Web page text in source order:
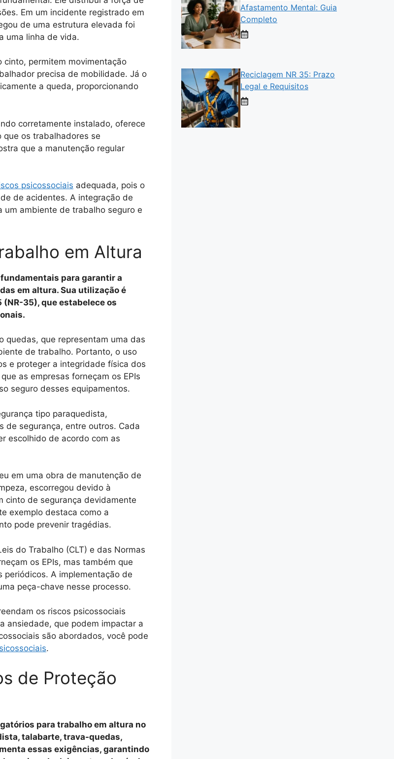
Em um incidente registrado em
de uma estrutura elevada foi
uma linha de vida.
cinto, permitem movimentação
precisa de mobilidade. Já o
a queda, proporcionando
corretamente instalado, oferece
que os trabalhadores se
que a manutenção regular
psicossociais adequada, pois o
de acidentes. A integração de
um ambiente de trabalho seguro e
em Altura
para garantir a
em altura. Sua utilização é
35), que estabelece os
quedas, que representam uma das
de trabalho. Portanto, o uso
e proteger a integridade física dos
as empresas forneçam os EPIs
seguro desses equipamentos.
tipo paraquedista,
de segurança, entre outros. Cada
escolhido de acordo com as
em uma obra de manutenção de
escorregou devido à
cinto de segurança devidamente
exemplo destaca como a
pode prevenir tragédias.
do Trabalho (CLT) e das Normas
os EPIs, mas também que
periódicos. A implementação de
peça-chave nesse processo.
os riscos psicossociais
ansiedade, que podem impactar a
são abordados, você pode
.
de Proteção
para trabalho em altura no
talabarte, trava-quedas,
essas exigências, garantindo
Afastamento Mental: Guia
Completo
Reciclagem NR 35: Prazo
Legal e Requisitos